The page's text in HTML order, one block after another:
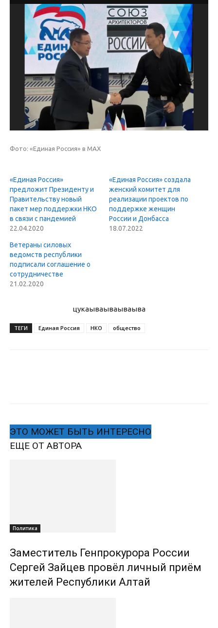
Фото: «Единая Россия» в МАХ
«Единая Россия»
предложит Президенту и
Правительству новый
пакет мер поддержки НКО
в связи с пандемией
22.04.2020
«Единая Россия» создала
женский комитет для
реализации проектов по
поддержке женщин
России и Донбасса
18.07.2022
Ветераны силовых
ведомств республики
подписали соглашение о
сотрудничестве
21.02.2020
цукаываываываыва
ТЕГИ Единая Россия НКО общество
ЭТО МОЖЕТ БЫТЬ ИНТЕРЕСНО
ЕЩЕ ОТ АВТОРА
Политика
Заместитель Генпрокурора России
Сергей Зайцев провёл личный приём
жителей Республики Алтай